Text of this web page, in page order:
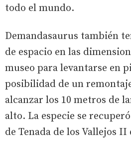
todo el mundo.
Demandasaurus también
de espacio en las
museo para levantarse en
posibilidad de un
alcanzar los 10 metros de
alto. La especie se
de Tenada de los Vallejos II